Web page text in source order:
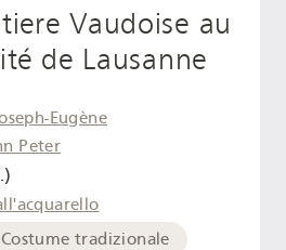
Vaudoise au
de Lausanne
Eugène
Peter
Costume tradizionale